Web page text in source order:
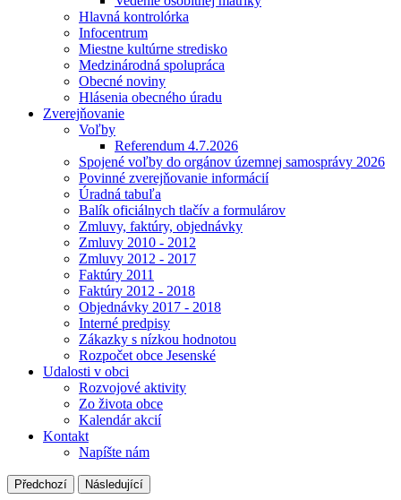
Hlavná kontrolórka
Infocentrum
Miestne kultúrne stredisko
Medzinárodná spolupráca
Obecné noviny
Hlásenia obecného úradu
Zverejňovanie
Voľby
Referendum 4.7.2026
Spojené voľby do orgánov územnej samosprávy 2026
Povinné zverejňovanie informácií
Úradná tabuľa
Balík oficiálnych tlačív a formulárov
Zmluvy, faktúry, objednávky
Zmluvy 2010 - 2012
Zmluvy 2012 - 2017
Faktúry 2011
Faktúry 2012 - 2018
Objednávky 2017 - 2018
Interné predpisy
Zákazky s nízkou hodnotou
Rozpočet obce Jesenské
Udalosti v obci
Rozvojové aktivity
Zo života obce
Kalendár akcií
Kontakt
Napíšte nám
Předchozí Následující